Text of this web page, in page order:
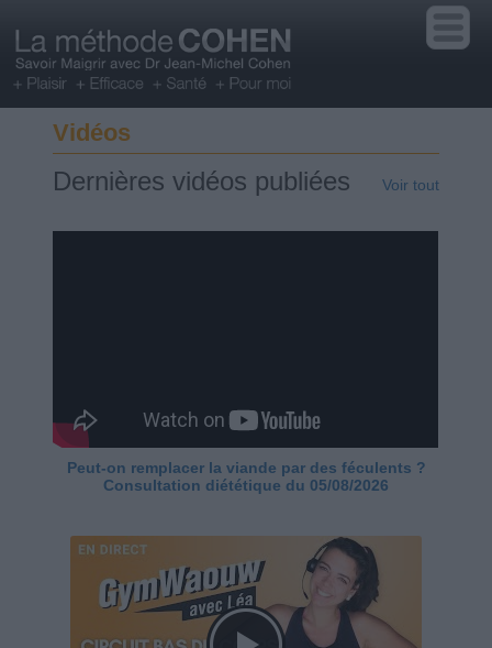
Vidéos
Dernières vidéos publiées Voir tout
Peut-on remplacer la viande par des féculents ?
Consultation diététique du 05/08/2026